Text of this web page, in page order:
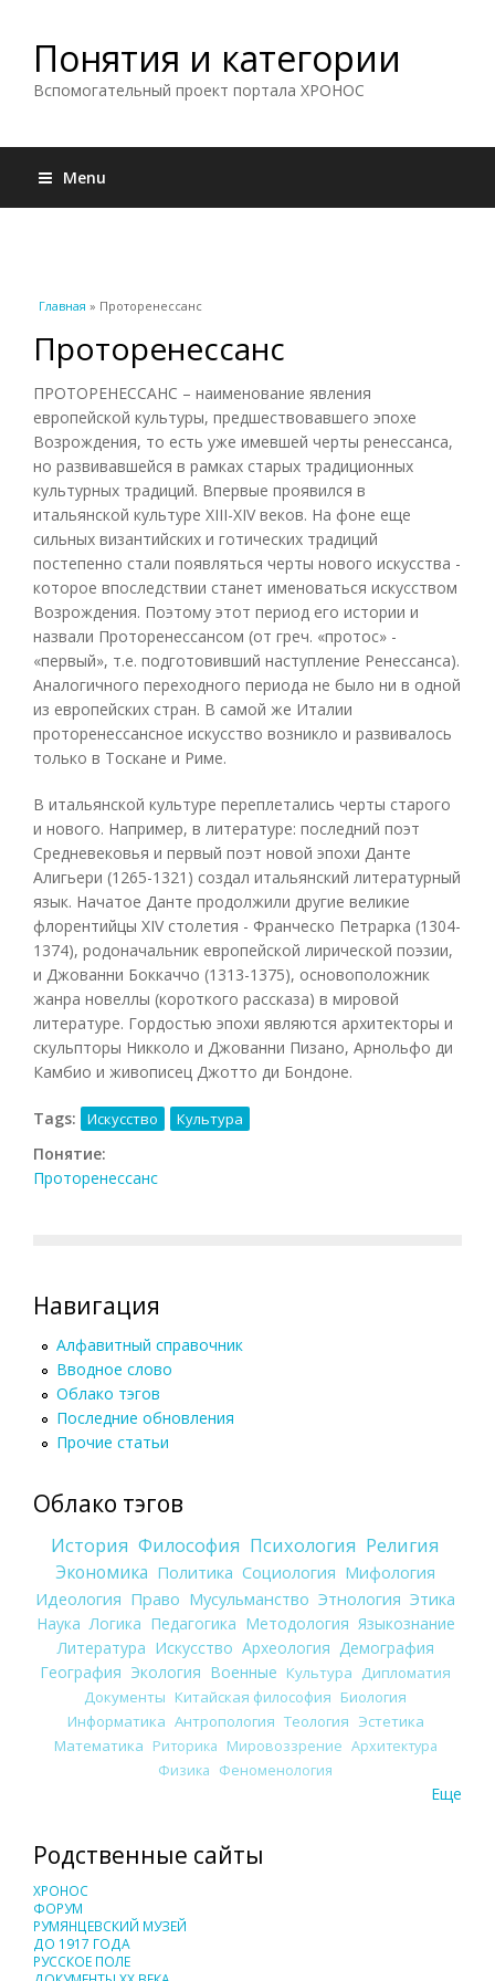
Понятия и категории
Вспомогательный проект портала ХРОНОС
Menu
Вы здесь
Главная » Проторенессанс
Проторенессанс
ПРОТОРЕНЕССАНС – наименование явления
европейской культуры, предшествовавшего эпохе
Возрождения, то есть уже имевшей черты ренессанса,
но развивавшейся в рамках старых традиционных
культурных традиций. Впервые проявился в
итальянской культуре XIII-XIV веков. На фоне еще
сильных византийских и готических традиций
постепенно стали появляться черты нового искусства -
которое впоследствии станет именоваться искусством
Возрождения. Поэтому этот период его истории и
назвали Проторенессансом (от греч. «протос» -
«первый», т.е. подготовивший наступление Ренессанса).
Аналогичного переходного периода не было ни в одной
из европейских стран. В самой же Италии
проторенессансное искусство возникло и развивалось
только в Тоскане и Риме.
В итальянской культуре переплетались черты старого
и нового. Например, в литературе: последний поэт
Средневековья и первый поэт новой эпохи Данте
Алигьери (1265-1321) создал итальянский литературный
язык. Начатое Данте продолжили другие великие
флорентийцы XIV столетия - Франческо Петрарка (1304-
1374), родоначальник европейской лирической поэзии,
и Джованни Боккаччо (1313-1375), основоположник
жанра новеллы (короткого рассказа) в мировой
литературе. Гордостью эпохи являются архитекторы и
скульпторы Никколо и Джованни Пизано, Арнольфо ди
Камбио и живописец Джотто ди Бондоне.
Tags: Искусство Культура
Понятие:
Проторенессанс
Навигация
Алфавитный справочник
Вводное слово
Облако тэгов
Последние обновления
Прочие статьи
Облако тэгов
История Философия Психология Религия
Экономика Политика Социология Мифология
Идеология Право Мусульманство Этнология Этика
Наука Логика Педагогика Методология Языкознание
Литература Искусство Археология Демография
География Экология Военные Культура
Дипломатия
Документы Китайская философия Биология
Информатика Антропология Теология Эстетика
Математика Риторика Мировоззрение Архитектура
Физика Феноменология
Еще
Родственные сайты
ХРОНОС
ФОРУМ
РУМЯНЦЕВСКИЙ МУЗЕЙ
ДО 1917 ГОДА
РУССКОЕ ПОЛЕ